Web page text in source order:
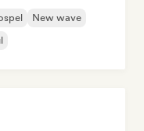
New wave